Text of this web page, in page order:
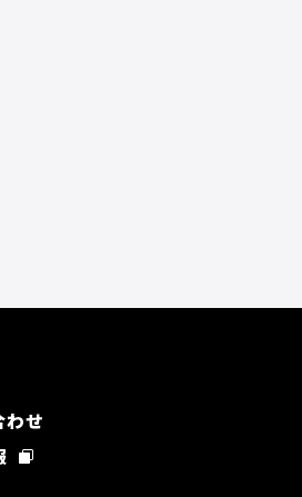
わせ